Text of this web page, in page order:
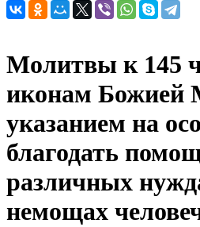
Молитвы к 145
иконам Божией
указанием на
благодать
различных
немощах